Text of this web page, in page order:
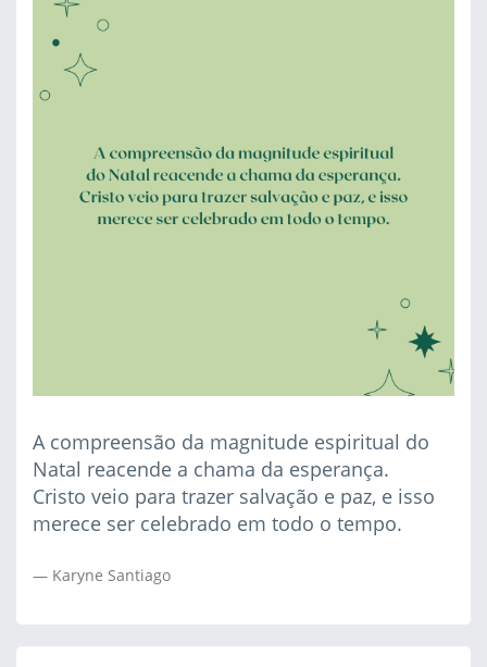
A compreensão da magnitude espiritual do
Natal reacende a chama da esperança.
Cristo veio para trazer salvação e paz, e isso
merece ser celebrado em todo o tempo.
Karyne Santiago